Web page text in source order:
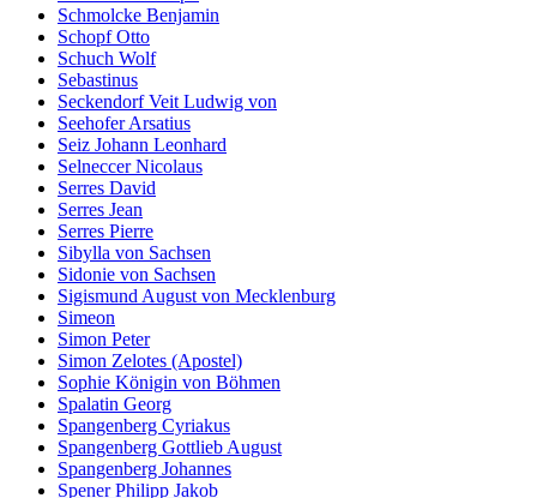
Schmolcke Benjamin
Schopf Otto
Schuch Wolf
Sebastinus
Seckendorf Veit Ludwig von
Seehofer Arsatius
Seiz Johann Leonhard
Selneccer Nicolaus
Serres David
Serres Jean
Serres Pierre
Sibylla von Sachsen
Sidonie von Sachsen
Sigismund August von Mecklenburg
Simeon
Simon Peter
Simon Zelotes (Apostel)
Sophie Königin von Böhmen
Spalatin Georg
Spangenberg Cyriakus
Spangenberg Gottlieb August
Spangenberg Johannes
Spener Philipp Jakob